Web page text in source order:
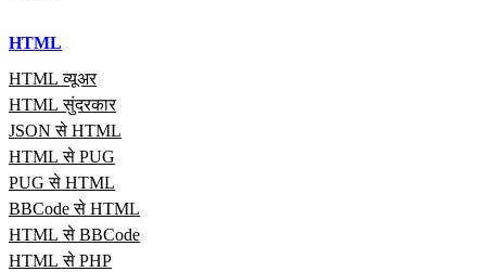
HTML
HTML व्यूअर
HTML सुंदरकार
JSON से HTML
HTML से PUG
PUG से HTML
BBCode से HTML
HTML से BBCode
HTML से PHP